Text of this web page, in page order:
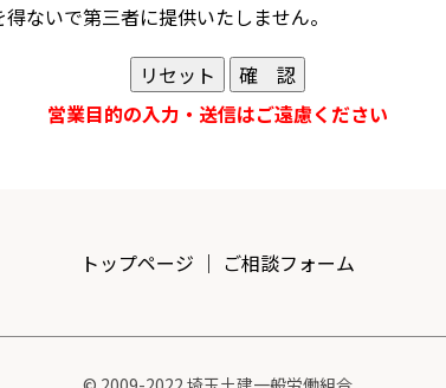
ないで第三者に提供いたしません。
営業目的の入力・送信はご遠慮ください
トップページ ｜ ご相談フォーム